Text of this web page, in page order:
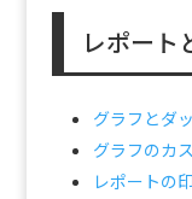
レポート
グラフとダ
グラフのカ
レポートの